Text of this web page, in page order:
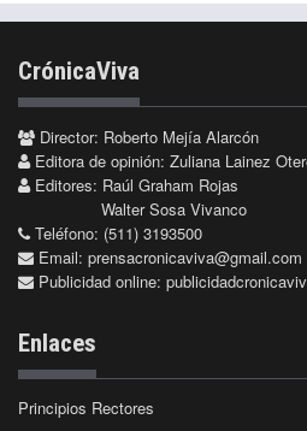
CrónicaViva
Director: Roberto Mejía Alarcón
Editora de opinión: Zuliana Lainez
Editores: Raúl Graham Rojas
Walter Sosa Vivanco
Teléfono: (511) 3193500
Email: prensacronicaviva@gmail.com
Publicidad online:
Enlaces
Principios Rectores